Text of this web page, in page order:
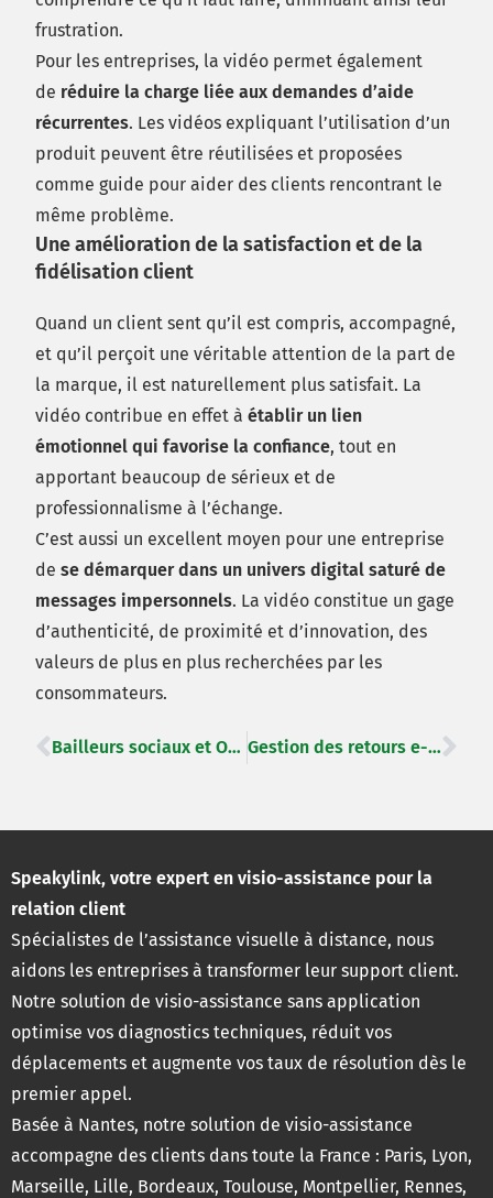
frustration.
Pour les entreprises, la vidéo permet également
de réduire la charge liée aux demandes d’aide
récurrentes. Les vidéos expliquant l’utilisation d’un
produit peuvent être réutilisées et proposées
comme guide pour aider des clients rencontrant le
même problème.
Une amélioration de la satisfaction et de la
fidélisation client
Quand un client sent qu’il est compris, accompagné,
et qu’il perçoit une véritable attention de la part de
la marque, il est naturellement plus satisfait. La
vidéo contribue en effet àétablir un lien
émotionnel qui favorise la confiance, tout en
apportant beaucoup de sérieux et de
professionnalisme à l’échange.
C’est aussi un excellent moyen pour une entreprise
dese démarquer dans un univers digital saturé de
messages impersonnels. La vidéo constitue un gage
d’authenticité, de proximité et d’innovation, des
valeurs de plus en plus recherchées par les
consommateurs.
Bailleurs sociaux et OPH, et si l’enquête SLS n’était plus un casse-tête pour vous ? Gestion des retours e-commerce : nos conseils pour être efficace
Speakylink, votre expert en visio-assistance pour la
relation client
Spécialistes de l’assistance visuelle à distance, nous
aidons les entreprises à transformer leur support client.
Notre solution de visio-assistance sans application
optimise vos diagnostics techniques, réduit vos
déplacements et augmente vos taux de résolution dès le
premier appel.
Basée à Nantes, notre solution de visio-assistance
accompagne des clients dans toute la France : Paris, Lyon,
Marseille, Lille, Bordeaux, Toulouse, Montpellier, Rennes,